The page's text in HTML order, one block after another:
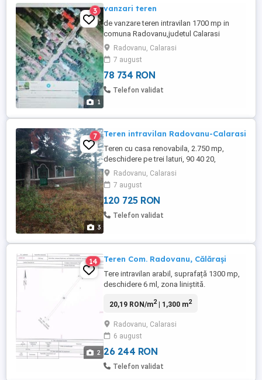
1
3 vanzari teren
de vanzare teren intravilan 1700 mp in
comuna Radovanu,judetul Calarasi
Radovanu, Calarasi
7 august
78 734 RON
Telefon validat
3
7 Teren intravilan Radovanu-Calarasi
Teren cu casa renovabila, 2.750 mp,
deschidere pe trei laturi, 90 40 20,
cadastru, intabulare, curent electric, put in
curte, situata la aprox 50km de Bucuresti.
Pret negociabil.
Radovanu, Calarasi
7 august
120 725 RON
Telefon validat
2
14 Teren Com. Radovanu, Călărași
Tere intravilan arabil, suprafață 1300 mp,
deschidere 6 ml, zona liniștită.
20,19 RON/m2| 1,300 m2
Radovanu, Calarasi
6 august
26 244 RON
Telefon validat